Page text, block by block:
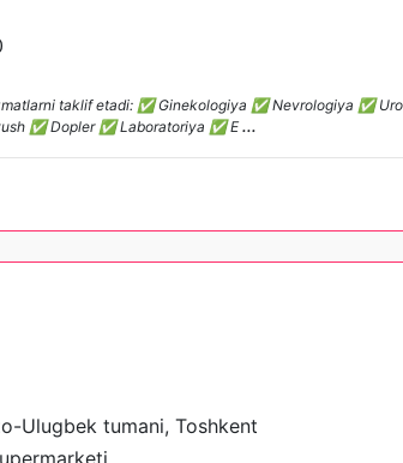
taklif etadi: ✅ Ginekologiya ✅ Nevrologiya ✅
✅ Dopler ✅ Laboratoriya ✅ E...
Ulugbek tumani, Toshkent